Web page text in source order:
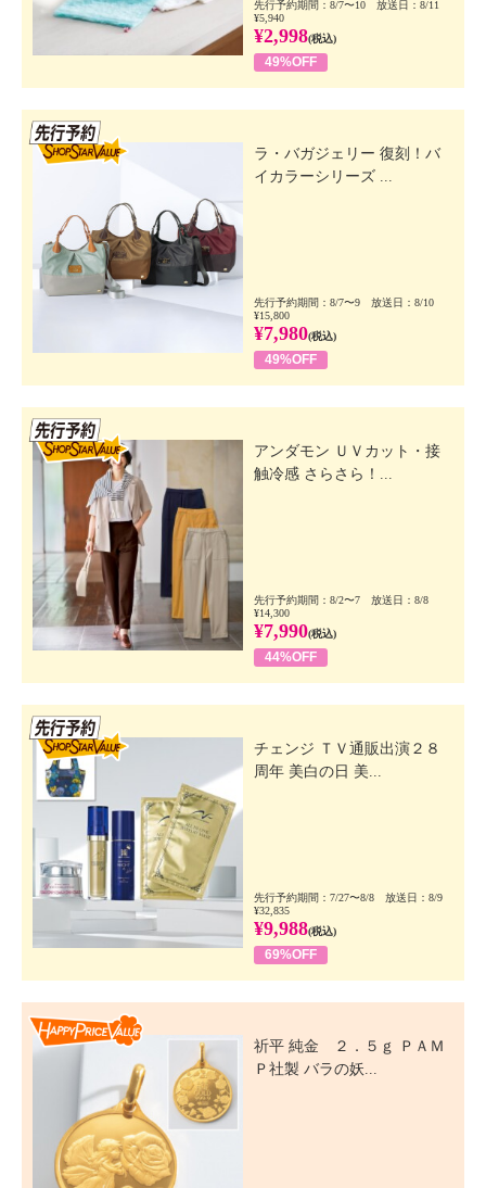
先行予約期間：8/7〜10 放送日：8/11
¥5,940
¥2,998(税込)
49%OFF
ラ・バガジェリー 復刻！バ
イカラーシリーズ ...
先行予約期間：8/7〜9 放送日：8/10
¥15,800
¥7,980(税込)
49%OFF
アンダモン ＵＶカット・接
触冷感 さらさら！...
先行予約期間：8/2〜7 放送日：8/8
¥14,300
¥7,990(税込)
44%OFF
チェンジ ＴＶ通販出演２８
周年 美白の日 美...
先行予約期間：7/27〜8/8 放送日：8/9
¥32,835
¥9,988(税込)
69%OFF
祈平 純金 ２．５ｇ ＰＡＭ
Ｐ社製 バラの妖...